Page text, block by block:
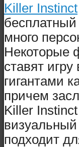
Killer Instinct
бесплатный
много
Некоторые
ставят
гигантами
причем
Killer
подходит